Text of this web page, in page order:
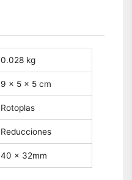
0.028 kg
9 × 5 × 5 cm
Rotoplas
Reducciones
40 x 32mm